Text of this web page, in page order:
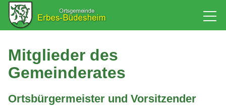
Rathaus
Aktuelles
Grußwort
Mitglieder des
Gemeinderates
Ortsbürgermeister und Vorsitzender